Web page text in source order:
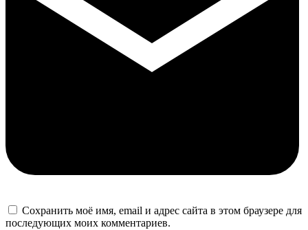
Сохранить моё имя, email и адрес сайта в этом браузере для
последующих моих комментариев.